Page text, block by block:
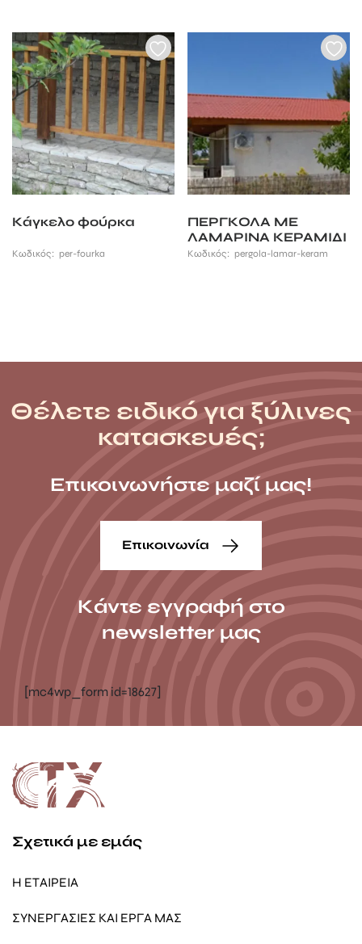
Κάγκελο φούρκα
Κωδικός: per-fourka
ΠΕΡΓΚΟΛΑ ΜΕ
ΛΑΜΑΡΙΝΑ ΚΕΡΑΜΙΔΙ
Κωδικός:pergola-lamar-keram
Θέλετε ειδικό για ξύλινες
κατασκευές;
Επικοινωνήστε μαζί μας!
Επικοινωνία
Κάντε εγγραφή στο
newsletter μας
[mc4wp_form id=18627]
Σχετικά με εμάς
Η ΕΤΑΙΡΕΙΑ
ΣΥΝΕΡΓΑΣΙΕΣ ΚΑΙ ΕΡΓΑ ΜΑΣ